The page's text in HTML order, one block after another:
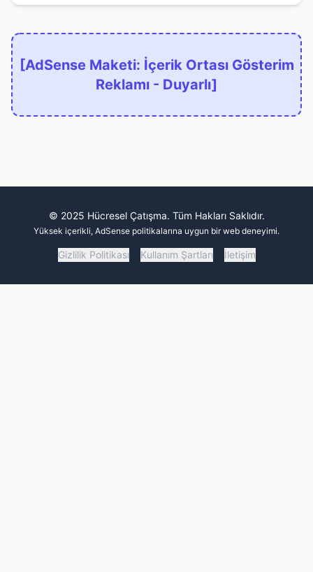
[AdSense Maketi: İçerik Ortası Gösterim
Reklamı - Duyarlı]
© 2025 Hücresel Çatışma. Tüm Hakları Saklıdır.
Yüksek içerikli, AdSense politikalarına uygun bir web deneyimi.
Gizlilik Politikası Kullanım Şartları İletişim